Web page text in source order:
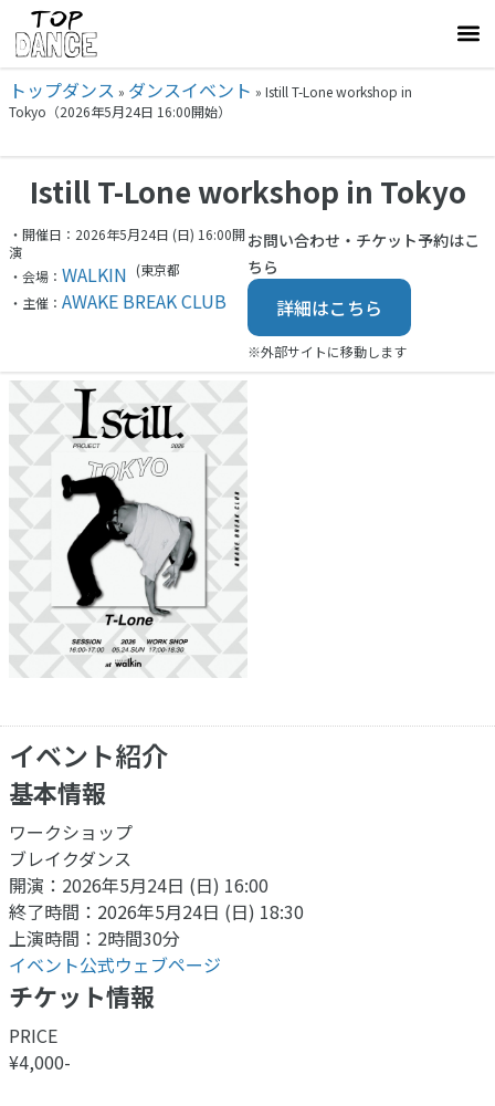
トップダンス » ダンスイベント » Istill T-Lone workshop in
Tokyo（2026年5月24日 16:00開始）
Istill T-Lone workshop in Tokyo
・開催日：2026年5月24日 (日) 16:00開
演
・会場： WALKIN (東京都
・主催： AWAKE BREAK CLUB
お問い合わせ・チケット予約はこ
ちら
詳細はこちら
※外部サイトに移動します
イベント紹介
基本情報
ワークショップ
ブレイクダンス
開演：2026年5月24日 (日) 16:00
終了時間：2026年5月24日 (日) 18:30
上演時間：2時間30分
イベント公式ウェブページ
チケット情報
PRICE
¥4,000-